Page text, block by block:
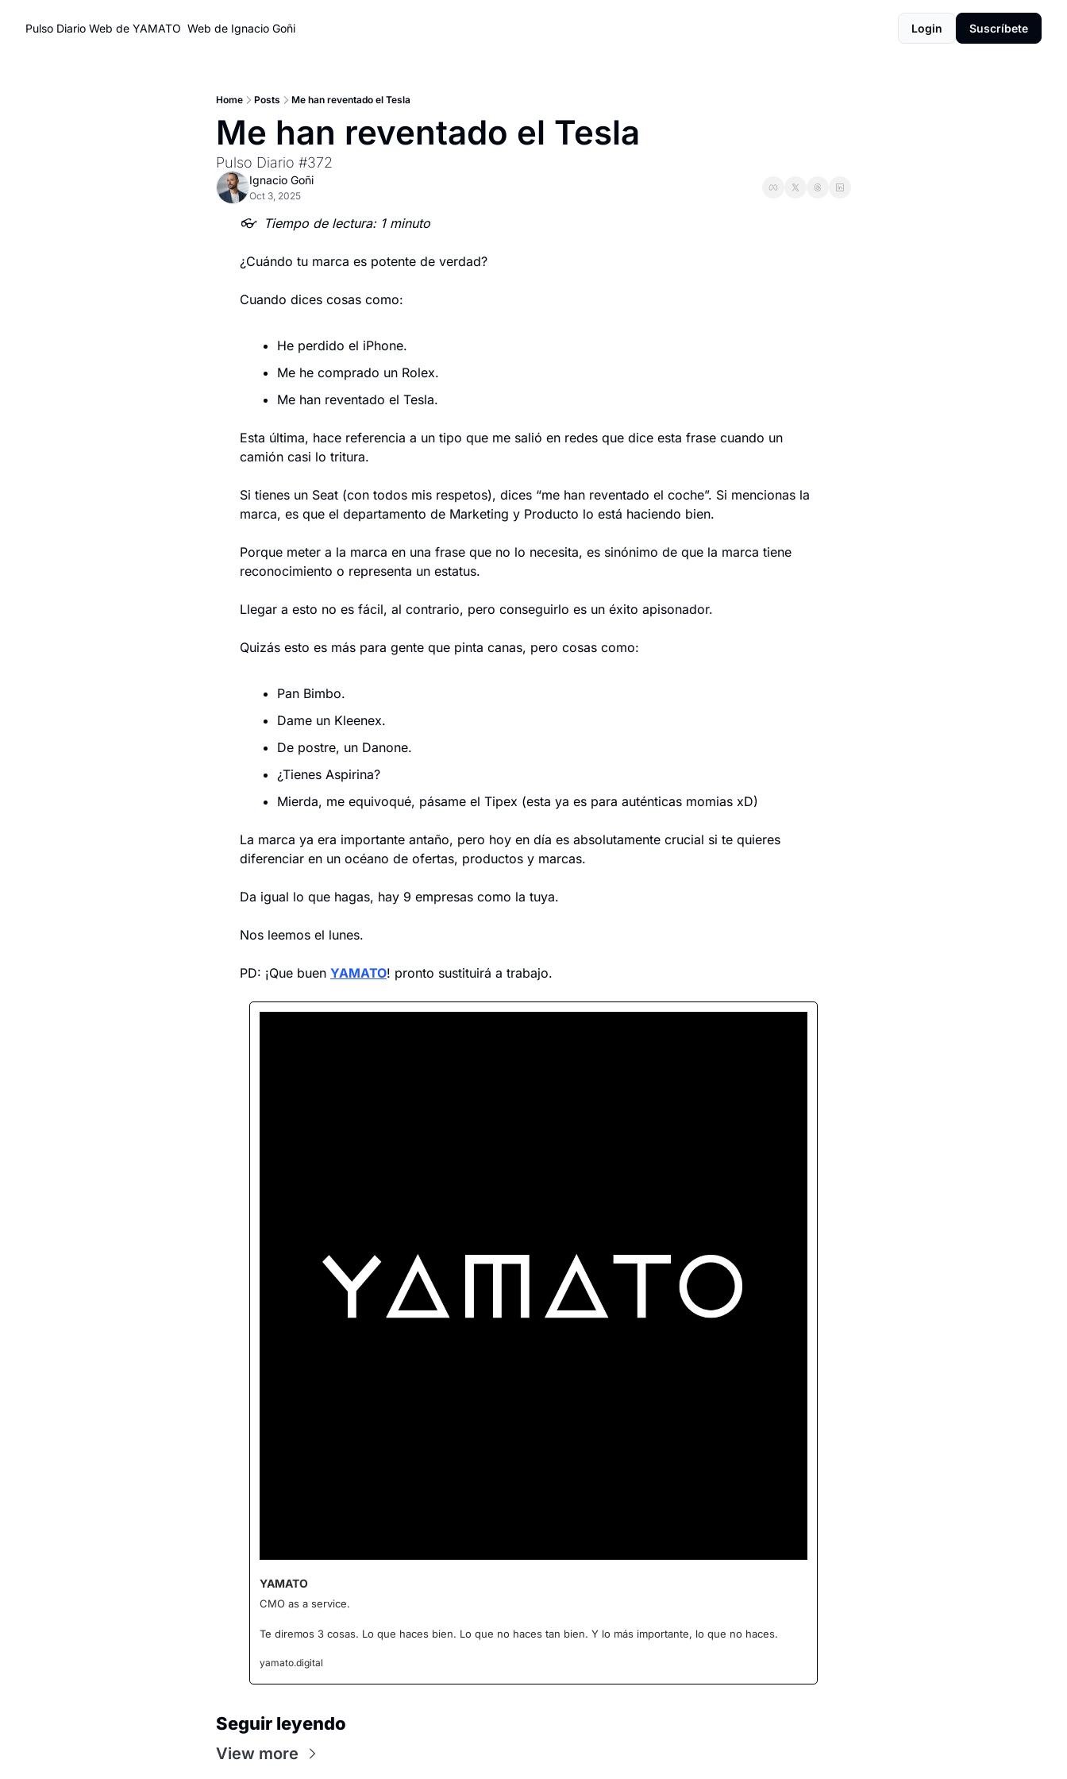
Pulso Diario Web de YAMATO Web de Ignacio Goñi Login Suscríbete
Home Posts Me han reventado el Tesla
Me han reventado el Tesla
Pulso Diario #372
Ignacio Goñi
Oct 3, 2025
👓  Tiempo de lectura: 1 minuto
¿Cuándo tu marca es potente de verdad?
Cuando dices cosas como:
He perdido el iPhone.
Me he comprado un Rolex.
Me han reventado el Tesla.
Esta última, hace referencia a un tipo que me salió en redes que dice esta frase cuando un
camión casi lo tritura.
Si tienes un Seat (con todos mis respetos), dices “me han reventado el coche”. Si mencionas la
marca, es que el departamento de Marketing y Producto lo está haciendo bien.
Porque meter a la marca en una frase que no lo necesita, es sinónimo de que la marca tiene
reconocimiento o representa un estatus.
Llegar a esto no es fácil, al contrario, pero conseguirlo es un éxito apisonador.
Quizás esto es más para gente que pinta canas, pero cosas como:
Pan Bimbo.
Dame un Kleenex.
De postre, un Danone.
¿Tienes Aspirina?
Mierda, me equivoqué, pásame el Tipex (esta ya es para auténticas momias xD)
La marca ya era importante antaño, pero hoy en día es absolutamente crucial si te quieres
diferenciar en un océano de ofertas, productos y marcas.
Da igual lo que hagas, hay 9 empresas como la tuya.
Nos leemos el lunes.
PD: ¡Que buen YAMATO! pronto sustituirá a trabajo.
YAMATO
CMO as a service.
Te diremos 3 cosas. Lo que haces bien. Lo que no haces tan bien. Y lo más importante, lo que no haces.
yamato.digital
Seguir leyendo
View more